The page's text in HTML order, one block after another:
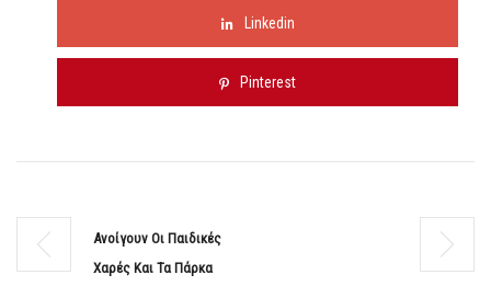
Linkedin
Pinterest
Ανοίγουν Οι Παιδικές
Χαρές Και Τα Πάρκα